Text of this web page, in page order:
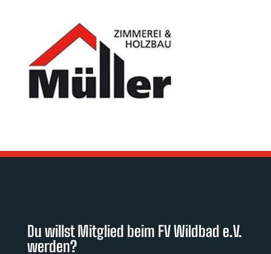
Du willst Mitglied beim FV Wildbad e.V.
werden?